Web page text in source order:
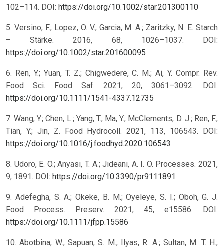
102–114. DOI: https://doi.org/10.1002/star.201300110
5. Versino, F.; Lopez, O. V.; Garcia, M. A.; Zaritzky, N. E. Starch
– Stärke. 2016, 68, 1026–1037. DOI:
https://doi.org/10.1002/star.201600095
6. Ren, Y.; Yuan, T. Z.; Chigwedere, C. M.; Ai, Y. Compr. Rev.
Food Sci. Food Saf. 2021, 20, 3061–3092. DOI:
https://doi.org/10.1111/1541-4337.12735
7. Wang, Y.; Chen, L.; Yang, T.; Ma, Y.; McClements, D. J.; Ren, F.;
Tian, Y.; Jin, Z. Food Hydrocoll. 2021, 113, 106543. DOI:
https://doi.org/10.1016/j.foodhyd.2020.106543
8. Udoro, E. O.; Anyasi, T. A.; Jideani, A. I. O. Processes. 2021,
9, 1891. DOI: https://doi.org/10.3390/pr9111891
9. Adefegha, S. A.; Okeke, B. M.; Oyeleye, S. I.; Oboh, G. J.
Food Process. Preserv. 2021, 45, e15586. DOI:
https://doi.org/10.1111/jfpp.15586
10. Abotbina, W.; Sapuan, S. M.; Ilyas, R. A.; Sultan, M. T. H.;